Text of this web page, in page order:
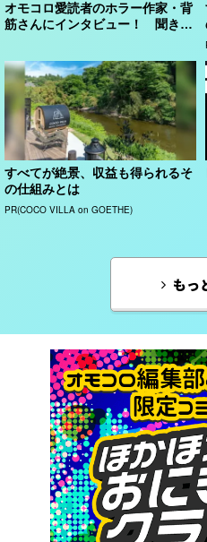
オモコロ愛読者のホラー作家・背
筋さんにインタビュー！ 聞き手
すべてが絶景、収益も得られるそ
の仕組みとは
PR(COCO VILLA on GOETHE)
もっ